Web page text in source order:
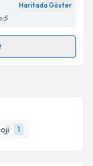
1
Haritada Göster